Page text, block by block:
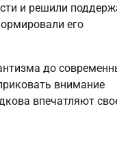
и решили
его
до
внимание
впечатляют